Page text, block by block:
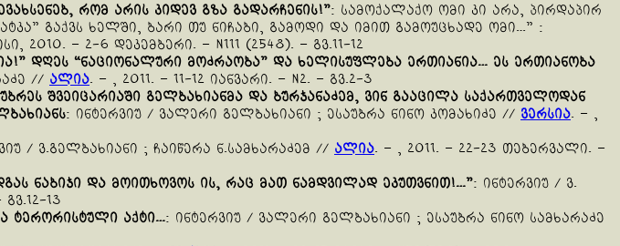
, რომ არის კიდევ გზა გადარჩენის!”: სამოქალაქო ომი კი არა, პირდაპირ
გაქვს ხელში, ბარი თუ ნიჩაბი, გამოდი და იმით გამოუცხადე ომი…” :
2010. – 2-6 დეკემბერი. – N111 (2548). – გვ.11-12
!” დღეს “ნაციონალური მოძრაობა” და ხელისუფლება ერთიანია… ეს ერთიანობა
// ალია. – , 2011. – 11-12 იანვარი. – N2. – გვ.2-3
შვეიცარიაში გელბახიანმა და ბურჯანაძემ, ვინ გააცილა საქართველოდან
: ინტერვიუ / ვალერი გელბახიანი ; ესაუბრა ნინო კომახიძე // ვერსია. – ,
/ ვ.გელბახიანი ; ჩაიწერა ნ.სამხარაძემ // ალია. – , 2011. – 22-23 თებერვალი. –
ნაბიჯი და მოითხოვოს ის, რაც მათ ნამდვილად ეკუთვნით!…”: ინტერვიუ / ვ.
13
ტერორისტული აქტი…: ინტერვიუ / ვალერი გელბახიანი ; ესაუბრა ნინო სამხარაძე